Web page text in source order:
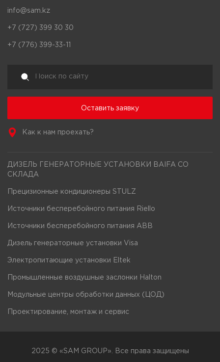
info@sam.kz
+7 (727) 399 30 30
+7 (776) 399-33-11
Оставить заявку
Как к нам проехать?
ДИЗЕЛЬ ГЕНЕРАТОРНЫЕ УСТАНОВКИ BAIFA СО
СКЛАДА
Прецизионные кондиционеры STULZ
Источники бесперебойного питания Riello
Источники бесперебойного питания ABB
Дизель генераторные установки Visa
Электропитающие установки Eltek
Промышленные воздушные заслонки Halton
Модульные центры обработки данных (ЦОД)
Проектирование, монтаж и сервис
2025 © «SAM GROUP». Все права защищены